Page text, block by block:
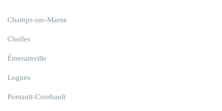
Champs-sur-Marne
Chelles
Émerainville
Lognes
Pontault-Combault